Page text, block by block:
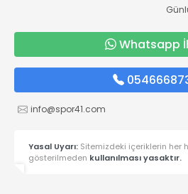
Whatsapp
info@spor41.com
Yasal Uyarı: Sitemizdeki içeriklerin her
gösterilmeden kullanılması yasaktır.